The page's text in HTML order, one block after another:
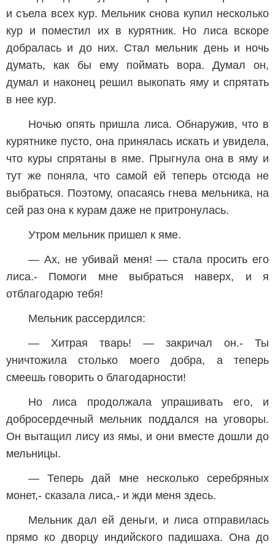
и съела всех кур. Мельник снова купил несколько
кур и поместил их в курятник. Но лиса вскоре
добралась и до них. Стал мельник день и ночь
думать, как бы ему поймать вора. Думал он,
думал и наконец решил выкопать яму и спрятать
в нее кур.
Ночью опять пришла лиса. Обнаружив, что в
курятнике пусто, она принялась искать и увидела,
что куры спрятаны в яме. Прыгнула она в яму и
тут же поняла, что самой ей теперь отсюда не
выбраться. Поэтому, опасаясь гнева мельника, на
сей раз она к курам даже не притронулась.
Утром мельник пришел к яме.
— Ах, не убивай меня! — стала просить его
лиса.- Помоги мне выбраться наверх, и я
отблагодарю тебя!
Мельник рассердился:
— Хитрая тварь! — закричал он.- Ты
уничтожила столько моего добра, а теперь
смеешь говорить о благодарности!
Но лиса продолжала упрашивать его, и
добросердечный мельник поддался на уговоры.
Он вытащил лису из ямы, и они вместе дошли до
мельницы.
— Теперь дай мне несколько серебряных
монет,- сказала лиса,- и жди меня здесь.
Мельник дал ей деньги, и лиса отправилась
прямо ко дворцу индийского падишаха. Она до